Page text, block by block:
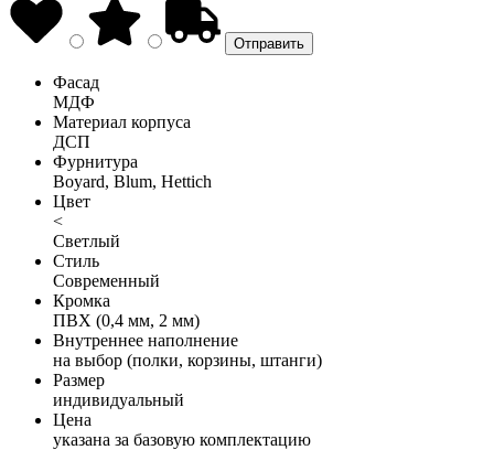
Фасад
МДФ
Материал корпуса
ДСП
Фурнитура
Boyard, Blum, Hettich
Цвет
<
Светлый
Стиль
Современный
Кромка
ПВХ (0,4 мм, 2 мм)
Внутреннее наполнение
на выбор (полки, корзины, штанги)
Размер
индивидуальный
Цена
указана за базовую комплектацию